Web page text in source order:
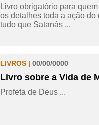
Livro obrigatório para
os detalhes toda a ação
tudo que Satanás ...
LIVROS | 00/00/0000
Livro sobre a Vida de
Profeta de Deus ...